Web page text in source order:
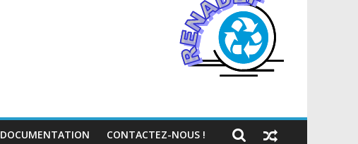
DOCUMENTATION CONTACTEZ-NOUS !